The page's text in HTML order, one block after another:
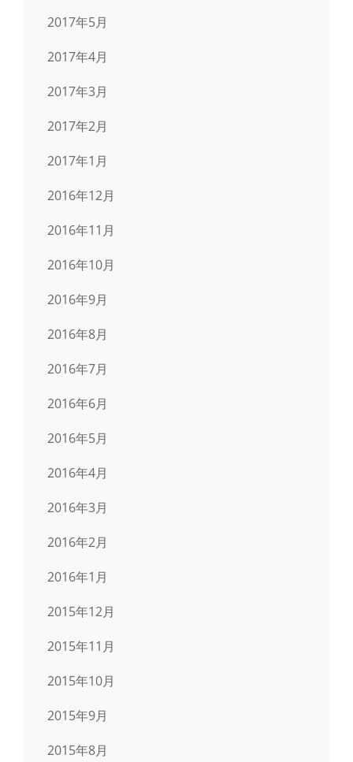
2017年5月
2017年4月
2017年3月
2017年2月
2017年1月
2016年12月
2016年11月
2016年10月
2016年9月
2016年8月
2016年7月
2016年6月
2016年5月
2016年4月
2016年3月
2016年2月
2016年1月
2015年12月
2015年11月
2015年10月
2015年9月
2015年8月